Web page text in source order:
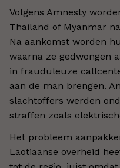
Volgens Amnesty
Thailand of Myanmar
Na aankomst worden
waarna ze gedwongen
in frauduleuze
aan de man brengen.
slachtoffers werden
straffen zoals
Het probleem
Laotiaanse overheid